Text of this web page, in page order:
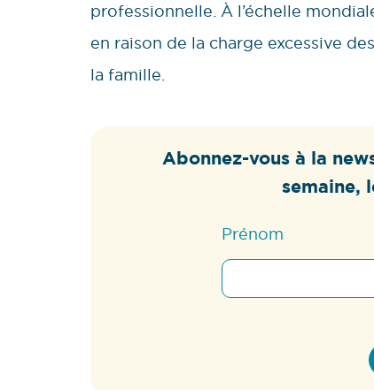
professionnelle. À l’échelle
en raison de la charge excessive
la famille.
Abonnez-vous à la
semaine,
Prénom